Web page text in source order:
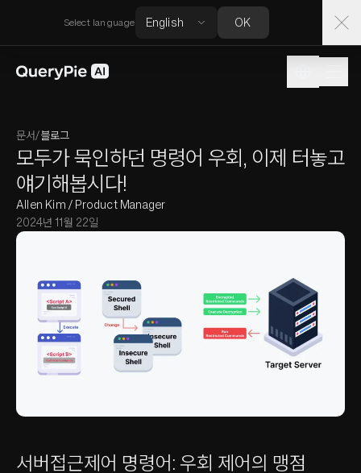
Select language OK
문서/블로그
모두가 묵인하던 명령어 우회, 이제 터놓고
얘기해봅시다!
Allen Kim / Product Manager
2024년 11월 22일
서버접근제어 명령어: 우회 제어의 맹점